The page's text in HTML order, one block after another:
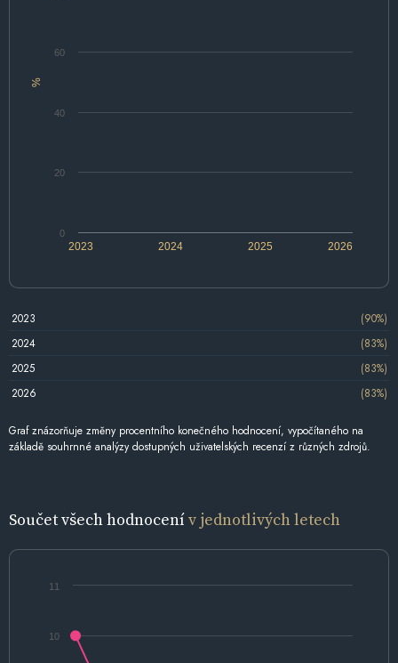
%
2024 2026
2023 2025
0
20
40
60
2023
(90%)
2024
(83%)
2025
(83%)
2026
(83%)
Graf znázorňuje změny procentního konečného hodnocení, vypočítaného na
základě souhrnné analýzy dostupných uživatelských recenzí z různých zdrojů.
Součet všech hodnocenív jednotlivých letech
10
11